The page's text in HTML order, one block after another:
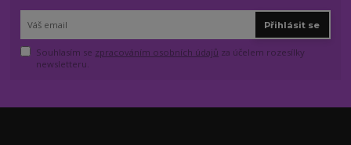
Přihlásit se
Souhlasím se zpracováním osobních údajů za účelem rozesílky
newsletteru.